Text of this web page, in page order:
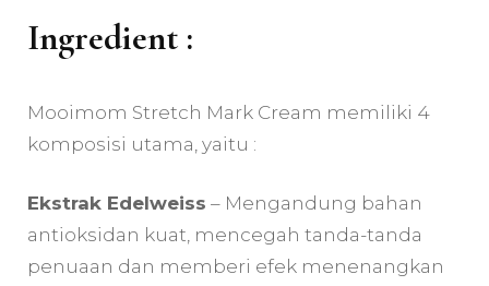
Ingredient :
Mooimom Stretch Mark Cream memiliki 4
komposisi utama, yaitu :
Ekstrak Edelweiss – Mengandung bahan
antioksidan kuat, mencegah tanda-tanda
penuaan dan memberi efek menenangkan